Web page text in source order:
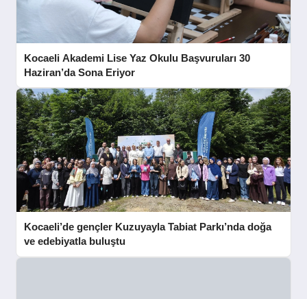
Kocaeli Akademi Lise Yaz Okulu Başvuruları 30
Haziran’da Sona Eriyor
Kocaeli’de gençler Kuzuyayla Tabiat Parkı’nda doğa
ve edebiyatla buluştu